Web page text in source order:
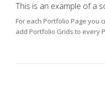
This is an example of a
For each Portfolio Page you
add Portfolio Grids to every